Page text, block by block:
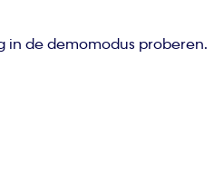
in de demomodus proberen.